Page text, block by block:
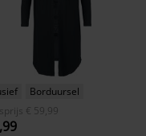
Borduursel
€ 59,99